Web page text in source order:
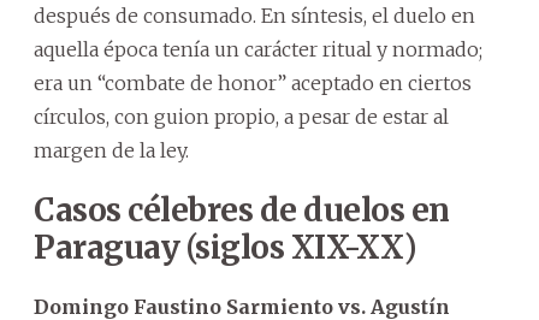
después de consumado. En síntesis, el duelo en
aquella época tenía un carácter ritual y normado;
era un “combate de honor” aceptado en ciertos
círculos, con guion propio, a pesar de estar al
margen de la ley.
Casos célebres de duelos en
Paraguay (siglos XIX-XX)
Domingo Faustino Sarmiento vs. Agustín